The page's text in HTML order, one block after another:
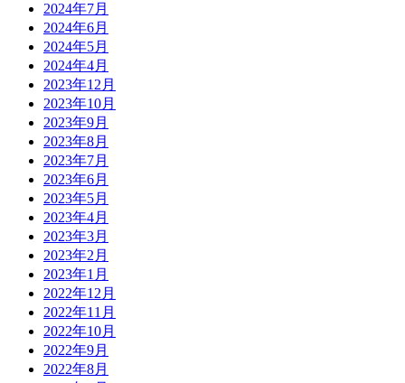
2024年7月
2024年6月
2024年5月
2024年4月
2023年12月
2023年10月
2023年9月
2023年8月
2023年7月
2023年6月
2023年5月
2023年4月
2023年3月
2023年2月
2023年1月
2022年12月
2022年11月
2022年10月
2022年9月
2022年8月